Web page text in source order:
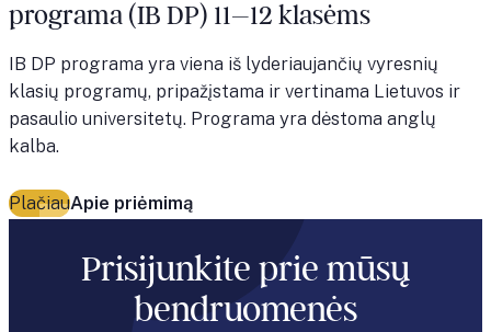
programa (IB DP) 11–12 klasėms
IB DP programa yra viena iš lyderiaujančių vyresnių
klasių programų, pripažįstama ir vertinama Lietuvos ir
pasaulio universitetų. Programa yra dėstoma anglų
kalba.
PlačiauApie priėmimą
Prisijunkite prie mūsų
bendruomenės